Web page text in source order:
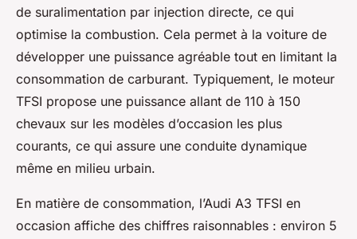
de suralimentation par injection directe, ce qui
optimise la combustion. Cela permet à la voiture de
développer une puissance agréable tout en limitant la
consommation de carburant. Typiquement, le moteur
TFSI propose une puissance allant de 110 à 150
chevaux sur les modèles d’occasion les plus
courants, ce qui assure une conduite dynamique
même en milieu urbain.
En matière de consommation, l’Audi A3 TFSI en
occasion affiche des chiffres raisonnables : environ 5